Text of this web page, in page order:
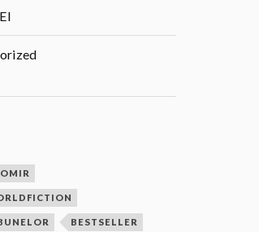
BESTSELLER